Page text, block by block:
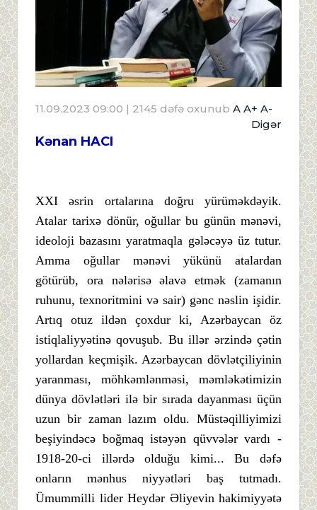
11.09.2023 09:00 | 2145 dəfə oxunub A A+ A-
Digər
Kənan HACI
XXI əsrin ortalarına doğru yürüməkdəyik.
Atalar tarixə dönür, oğullar bu günün mənəvi,
ideoloji bazasını yaratmaqla gələcəyə üz tutur.
Amma oğullar mənəvi yükünü atalardan
götürüb, ora nələrisə əlavə etmək (zamanın
ruhunu, texnoritmini və sair) gənc nəslin işidir.
Artıq otuz ildən çoxdur ki, Azərbaycan öz
istiqlaliyyətinə qovuşub. Bu illər ərzində çətin
yollardan keçmişik. Azərbaycan dövlətçiliyinin
yaranması, möhkəmlənməsi, məmləkətimizin
dünya dövlətləri ilə bir sırada dayanması üçün
uzun bir zaman lazım oldu. Müstəqilliyimizi
beşiyindəcə boğmaq istəyən qüvvələr vardı -
1918-20-ci illərdə olduğu kimi... Bu dəfə
onların mənhus niyyətləri baş tutmadı.
Ümummilli lider Heydər Əliyevin hakimiyyətə